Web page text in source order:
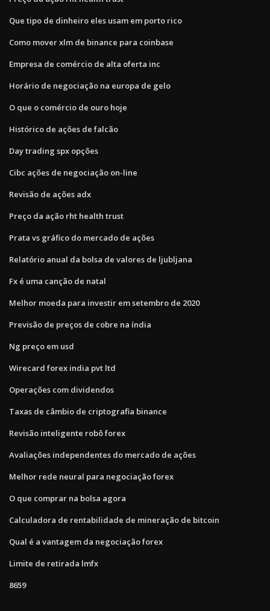
Que tipo de dinheiro eles usam em porto rico
Como mover xlm de binance para coinbase
Empresa de comércio de alta oferta inc
Horário de negociação na europa de gelo
O que o comércio de ouro hoje
Histórico de ações de falcão
Day trading spx opções
Cibc ações de negociação on-line
Revisão de ações adx
Preço da ação rht health trust
Prata vs gráfico do mercado de ações
Relatório anual da bolsa de valores de ljubljana
Fx é uma canção de natal
Melhor moeda para investir em setembro de 2020
Previsão de preços de cobre na índia
Ng preço em usd
Wirecard forex india pvt ltd
Operações com dividendos
Taxas de câmbio de criptografia binance
Revisão inteligente robô forex
Avaliações independentes do mercado de ações
Melhor rede neural para negociação forex
O que comprar na bolsa agora
Calculadora de rentabilidade de mineração de bitcoin
Qual é a vantagem da negociação forex
Limite de retirada lmfx
8659